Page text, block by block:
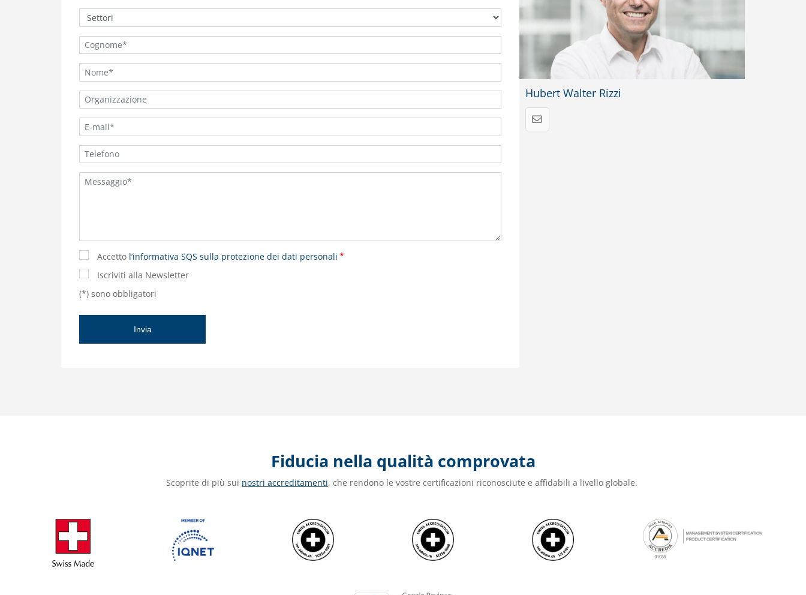
Accetto l’informativa SQS sulla protezione dei dati personali
Iscriviti alla Newsletter
(*) sono obbligatori
Hubert Walter Rizzi
Fiducia nella qualità comprovata
Scoprite di più sui nostri accreditamenti, che rendono le vostre certificazioni riconosciute e affidabili a livello globale.